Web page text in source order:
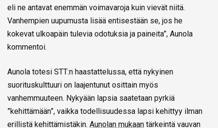
eli ne antavat enemmän voimavaroja kuin vievät niitä.
Vanhempien uupumusta lisää entisestään se, jos he
kokevat ulkoapäin tulevia odotuksia ja paineita”, Aunola
kommentoi.
Aunola totesi STT:n haastattelussa, että nykyinen
suorituskulttuuri on laajentunut osittain myös
vanhemmuuteen. Nykyään lapsia saatetaan pyrkiä
”kehittämään”, vaikka todellisuudessa lapsi kehittyy ilman
erillistä kehittämistäkin. Aunolan mukaan tärkeintä vauvan